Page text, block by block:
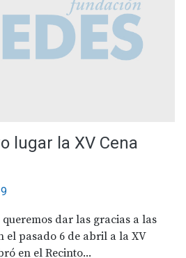
lugar la XV Cena
dar las gracias a las
el pasado 6 de abril a la XV
en el Recinto...